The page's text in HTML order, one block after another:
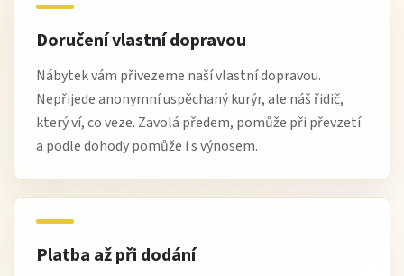
Doručení vlastní dopravou
Nábytek vám přivezeme naší vlastní dopravou.
Nepřijede anonymní uspěchaný kurýr, ale náš řidič,
který ví, co veze. Zavolá předem, pomůže při převzetí
a podle dohody pomůže i s výnosem.
Platba až při dodání